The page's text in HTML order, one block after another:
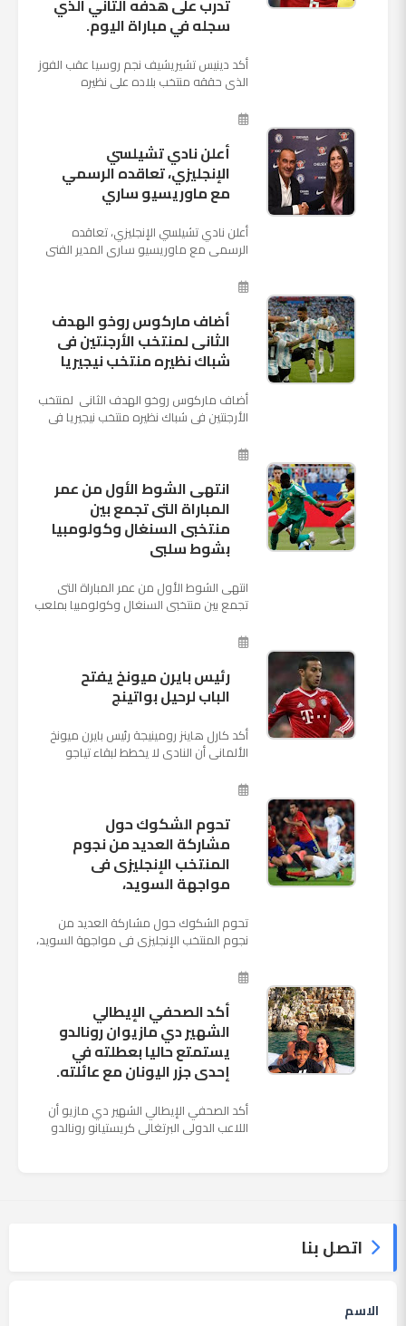
سجله في مباراة اليوم.
أكد دينيس تشيريشيف نجم روسيا عقب الفوز
الذي حققه منتخب بلاده على نظيره
كأس العالم بأنه تدرب على هد...
أعلن نادي تشيلسي
الإنجليزي، تعاقده الرسمي
مع ماوريسيو ساري
أعلن نادي تشيلسي الإنجليزي، تعاقده
الرسمي مع ماوريسيو ساري المدير الفني
المقبل وخلافة أنطونيو كو...
أضاف ماركوس روخو الهدف
الثانى لمنتخب الأرجنتين فى
شباك نظيره منتخب نيجيريا
أضاف ماركوس روخو الهدف الثانى لمنتخب
الأرجنتين فى شباك نظيره منتخب نيجيريا فى
"كريستوفسك...
انتهى الشوط الأول من عمر
المباراة التى تجمع بين
منتخبى السنغال وكولومبيا
بشوط سلبى
انتهى الشوط الأول من عمر المباراة التى
تجمع بين منتخبى السنغال وكولومبيا بملعب
الثالثة والأ...
رئيس بايرن ميونخ يفتح
الباب لرحيل بواتينج
أكد كارل هاينز رومينيجة رئيس بايرن ميونخ
الألمانى أن النادى لا يخطط لبقاء تياجو
وأنه سيستم...
تحوم الشكوك حول
مشاركة العديد من نجوم
المنتخب الإنجليزى فى
مواجهة السويد،
تحوم الشكوك حول مشاركة العديد من
نجوم المنتخب الإنجليزى فى مواجهة السويد،
ملعب "كوزموس آ...
أكد الصحفي الإيطالي
الشهير دي مازيوان رونالدو
يستمتع حاليا بعطلته في
إحدى جزر اليونان مع عائلته.
أكد الصحفي الإيطالي الشهير دي مازيو أن
اللاعب الدولي البرتغالي كريستيانو رونالدو
اتصل بنا
الاسم